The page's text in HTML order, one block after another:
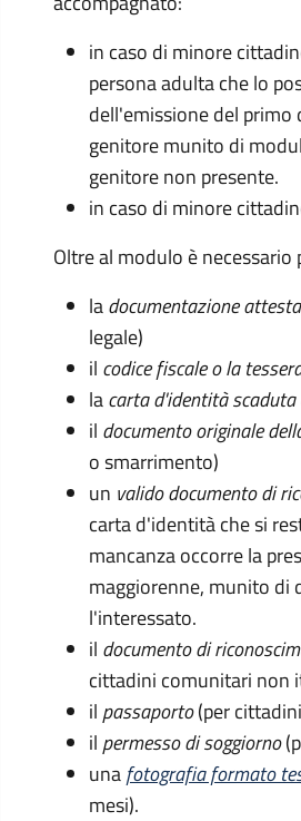
in caso di minore
persona adulta che lo
dell'emissione del
genitore munito di
genitore non presente.
in caso di minore
Oltre al modulo è necessario
ladocumentazione
legale)
il codice fiscale o la
lacarta d'identità scaduta
il documento originale
o smarrimento)
un valido documento di
carta d'identità che si
mancanza occorre la
maggiorenne, munito di
l'interessato.
il documento di
cittadini comunitari non
il passaporto(per
il permesso di soggiorno
unafotografia formato
mesi).